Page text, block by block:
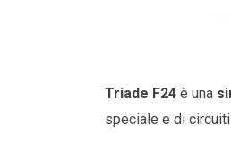
Triade F24 è una
speciale e di